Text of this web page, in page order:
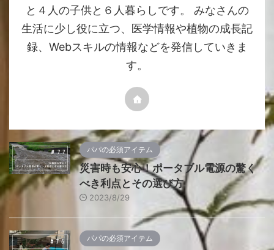
と４人の子供と６人暮らしです。 みなさんの
生活に少し役に立つ、医学情報や植物の成長記
録、Webスキルの情報などを発信していきま
す。
パパの必須アイテム
災害時も安心！ポータブル電源の驚く
べき利点とその選び方
2023/8/29
パパの必須アイテム